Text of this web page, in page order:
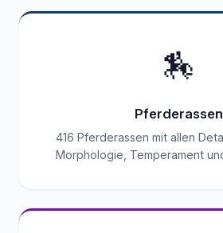
🏇
Pferderassen
416 Pferderassen mit allen
Morphologie, Temperament